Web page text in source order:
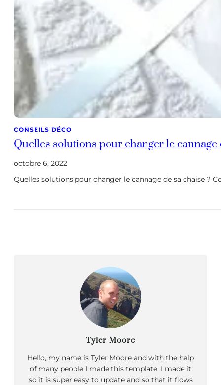
CONSEILS DÉCO
Quelles solutions pour changer le cannage
octobre 6, 2022
Quelles solutions pour changer le cannage de sa chaise ?
Tyler Moore
Hello, my name is Tyler Moore and with the help
of many people I made this template. I made it
so it is super easy to update and so that it flows